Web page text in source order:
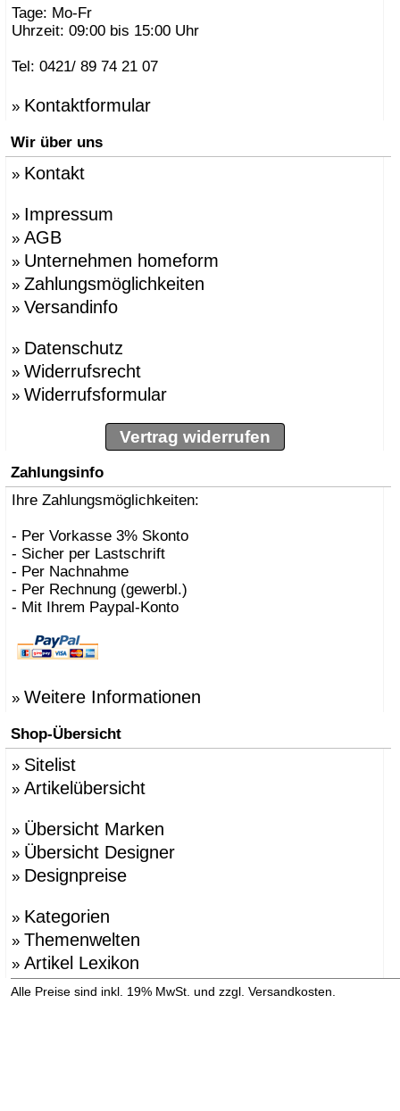
Tage: Mo-Fr
Uhrzeit: 09:00 bis 15:00 Uhr
Tel: 0421/ 89 74 21 07
» Kontaktformular
Wir über uns
» Kontakt
» Impressum
» AGB
» Unternehmen homeform
» Zahlungsmöglichkeiten
» Versandinfo
» Datenschutz
» Widerrufsrecht
» Widerrufsformular
Vertrag widerrufen
Zahlungsinfo
Ihre Zahlungsmöglichkeiten:
- Per Vorkasse 3% Skonto
- Sicher per Lastschrift
- Per Nachnahme
- Per Rechnung (gewerbl.)
- Mit Ihrem Paypal-Konto
» Weitere Informationen
Shop-Übersicht
» Sitelist
» Artikelübersicht
» Übersicht Marken
» Übersicht Designer
» Designpreise
» Kategorien
» Themenwelten
» Artikel Lexikon
Alle Preise sind inkl. 19% MwSt. und zzgl. Versandkosten.